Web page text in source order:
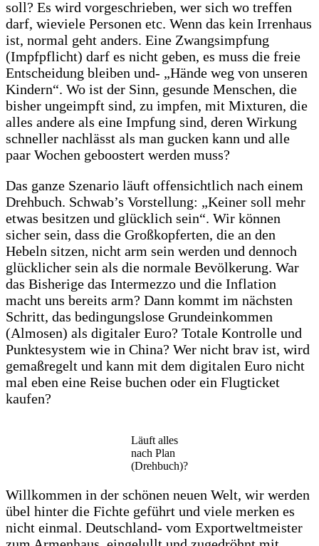
soll? Es wird vorgeschrieben, wer sich wo treffen
darf, wieviele Personen etc. Wenn das kein Irrenhaus
ist, normal geht anders. Eine Zwangsimpfung
(Impfpflicht) darf es nicht geben, es muss die freie
Entscheidung bleiben und- „Hände weg von unseren
Kindern“. Wo ist der Sinn, gesunde Menschen, die
bisher ungeimpft sind, zu impfen, mit Mixturen, die
alles andere als eine Impfung sind, deren Wirkung
schneller nachlässt als man gucken kann und alle
paar Wochen geboostert werden muss?
Das ganze Szenario läuft offensichtlich nach einem
Drehbuch. Schwab’s Vorstellung: „Keiner soll mehr
etwas besitzen und glücklich sein“. Wir können
sicher sein, dass die Großkopferten, die an den
Hebeln sitzen, nicht arm sein werden und dennoch
glücklicher sein als die normale Bevölkerung. War
das Bisherige das Intermezzo und die Inflation
macht uns bereits arm? Dann kommt im nächsten
Schritt, das bedingungslose Grundeinkommen
(Almosen) als digitaler Euro? Totale Kontrolle und
Punktesystem wie in China? Wer nicht brav ist, wird
gemaßregelt und kann mit dem digitalen Euro nicht
mal eben eine Reise buchen oder ein Flugticket
kaufen?
Läuft alles
nach Plan
(Drehbuch)?
Willkommen in der schönen neuen Welt, wir werden
übel hinter die Fichte geführt und viele merken es
nicht einmal. Deutschland- vom Exportweltmeister